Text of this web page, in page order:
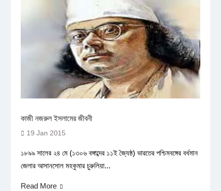
কাজী নজরুল ইসলামের জীবনী
19 Jan 2015
১৮৯৯ সালের ২৪ মে (১৩০৬ বঙ্গাব্দের ১১ই জ্যৈষ্ঠ) ভারতের পশ্চিমবঙ্গের বর্ধমান
জেলার আসানসোল মহকুমার চুরুলিয়া...
Read More